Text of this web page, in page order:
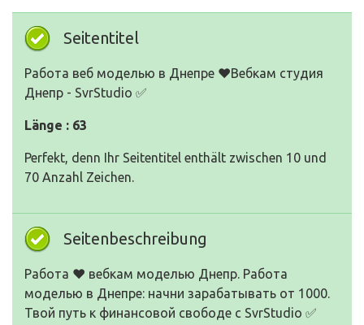
Seitentitel
Работа веб моделью в Днепре ❤️Вебкам студия
Днепр - SvrStudio ✅
Länge : 63
Perfekt, denn Ihr Seitentitel enthält zwischen 10 und
70 Anzahl Zeichen.
Seitenbeschreibung
Работа ❤ вебкам моделью Днепр. Работа
моделью в Днепре: начни зарабатывать от 1000.
Твой путь к финансовой свободе с SvrStudio ✅